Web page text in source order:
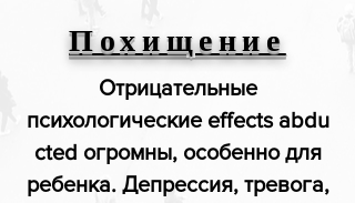
Похищение
Отрицательные
психологические effects abdu
cted огромны, особенно для
ребенка. Депрессия, тревога,